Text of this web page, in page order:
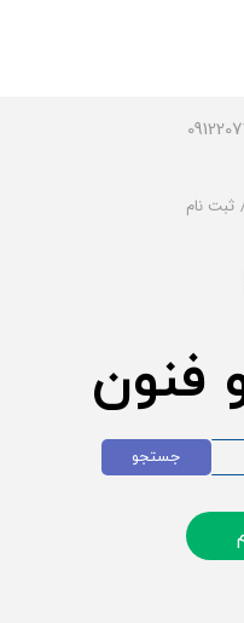
فنون
ثبت نام
جستجو